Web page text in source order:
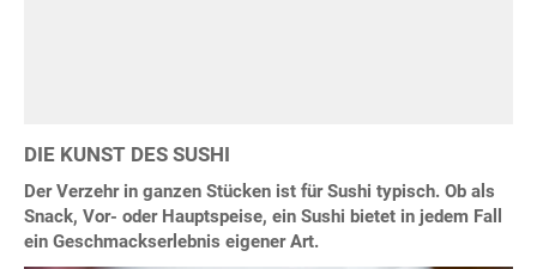
DIE KUNST DES SUSHI
Der Verzehr in ganzen Stücken ist für Sushi typisch. Ob als
Snack, Vor- oder Hauptspeise, ein Sushi bietet in jedem Fall
ein Geschmackserlebnis eigener Art.